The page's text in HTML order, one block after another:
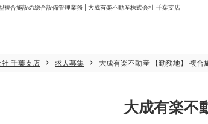
合施設の総合設備管理業務 | 大成有楽不動産株式会社 千葉支店
千葉支店 求人募集 大成有楽不動産 【勤務地】 複合
大成有楽不